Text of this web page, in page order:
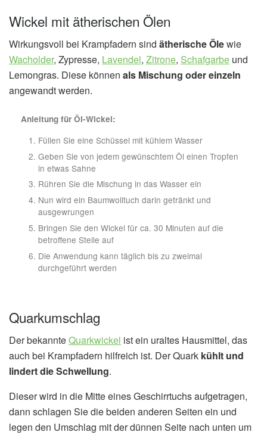
Wickel mit ätherischen Ölen
Wirkungsvoll bei Krampfadern sind ätherische Ölewie
Wacholder, Zypresse, Lavendel, Zitrone, Schafgarbe und
Lemongras. Diese können als Mischung oder einzeln
angewandt werden.
Anleitung für Öl-Wickel:
Füllen Sie eine Schüssel mit kühlem Wasser
Geben Sie von jedem gewünschtem Öl einen Tropfen
in etwas Sahne
Rühren Sie die Mischung in das Wasser ein
Nun wird ein Baumwolltuch darin getränkt und
ausgewrungen
Bringen Sie den Wickel für ca. 30 Minuten auf die
betroffene Stelle auf
Die Anwendung kann täglich bis zu zweimal
durchgeführt werden
Quarkumschlag
Der bekannteQuarkwickel ist ein uraltes Hausmittel, das
auch bei Krampfadern hilfreich ist. Der Quark kühlt und
lindert die Schwellung.
Dieser wird in die Mitte eines Geschirrtuchs aufgetragen,
dann schlagen Sie die beiden anderen Seiten ein und
legen den Umschlag mit der dünnen Seite nach unten um